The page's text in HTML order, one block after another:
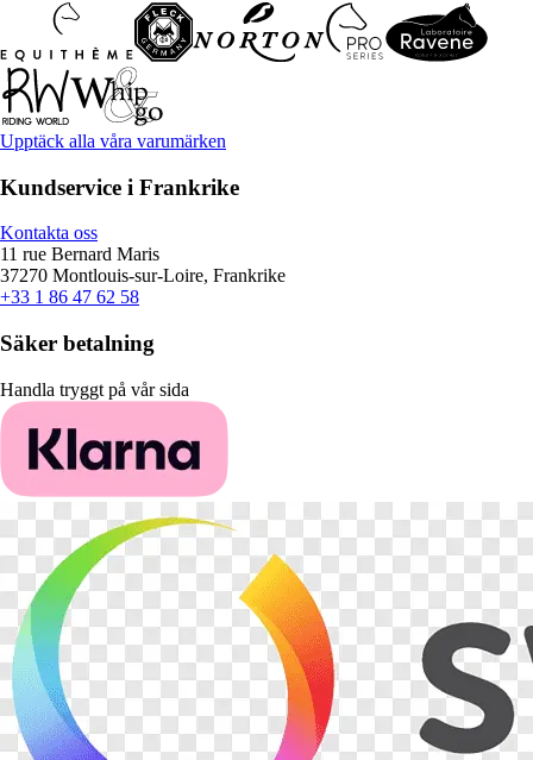
Upptäck alla våra varumärken
Kundservice i Frankrike
Kontakta oss
11 rue Bernard Maris
37270 Montlouis-sur-Loire, Frankrike
+33 1 86 47 62 58
Säker betalning
Handla tryggt på vår sida